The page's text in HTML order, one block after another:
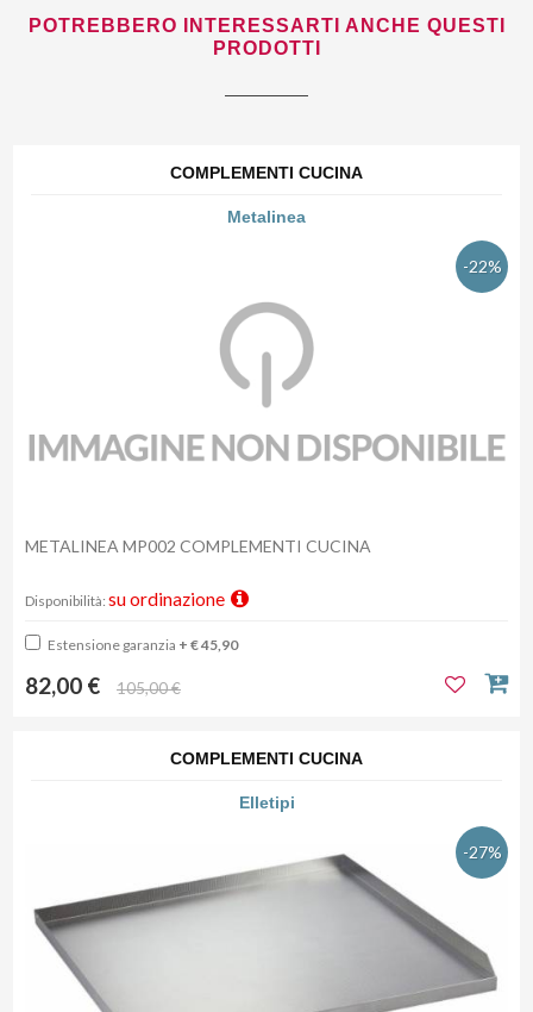
POTREBBERO INTERESSARTI ANCHE QUESTI
PRODOTTI
COMPLEMENTI CUCINA
Metalinea
-22%
METALINEA MP002 COMPLEMENTI CUCINA
Disponibilità: su ordinazione
Estensione garanzia + € 45,90
82,00 € 105,00 €
COMPLEMENTI CUCINA
Elletipi
-27%